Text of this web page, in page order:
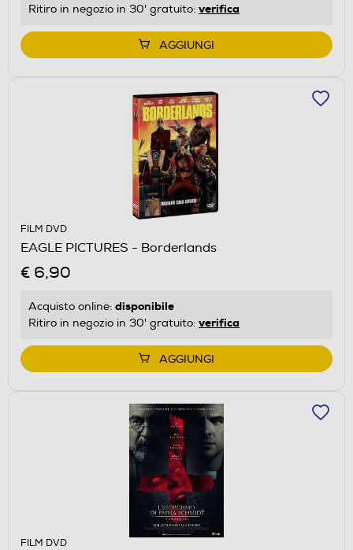
Ritiro in negozio in 30' gratuito: verifica
AGGIUNGI
FILM DVD
EAGLE PICTURES - Borderlands
€ 6,90
Acquisto online: disponibile
Ritiro in negozio in 30' gratuito: verifica
AGGIUNGI
FILM DVD